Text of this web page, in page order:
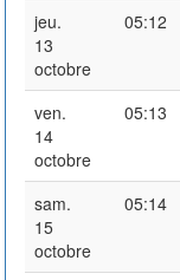
jeu.
13
octobre
05:12
ven.
14
octobre
05:13
sam.
15
octobre
05:14